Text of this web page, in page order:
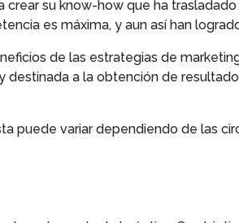
su know-how que ha
es máxima, y aun así han
de las estrategias de
a la obtención de
puede variar dependiendo de las